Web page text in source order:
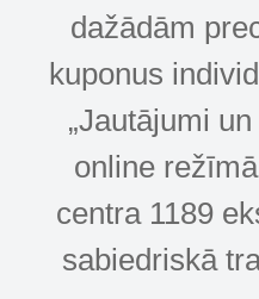
dažādām
kuponus
„Jautājumi
online
centra 1189
sabiedriskā